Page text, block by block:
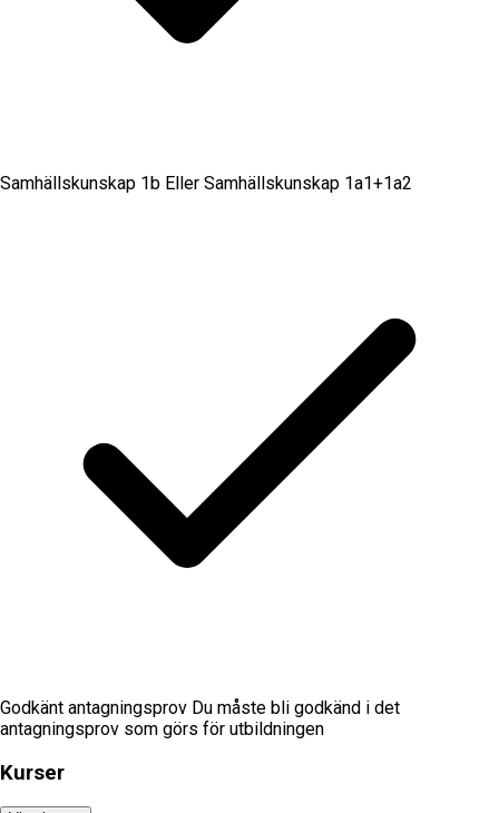
Samhällskunskap 1b Eller Samhällskunskap 1a1+1a2
Godkänt antagningsprov Du måste bli godkänd i det
antagningsprov som görs för utbildningen
Kurser